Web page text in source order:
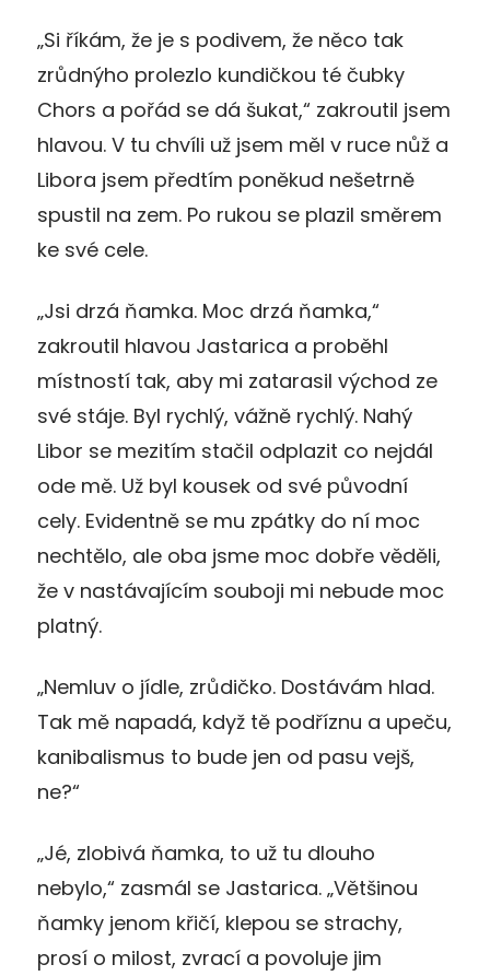
„Si říkám, že je s podivem, že něco tak
zrůdnýho prolezlo kundičkou té čubky
Chors a pořád se dá šukat,“ zakroutil jsem
hlavou. V tu chvíli už jsem měl v ruce nůž a
Libora jsem předtím poněkud nešetrně
spustil na zem. Po rukou se plazil směrem
ke své cele.
„Jsi drzá ňamka. Moc drzá ňamka,“
zakroutil hlavou Jastarica a proběhl
místností tak, aby mi zatarasil východ ze
své stáje. Byl rychlý, vážně rychlý. Nahý
Libor se mezitím stačil odplazit co nejdál
ode mě. Už byl kousek od své původní
cely. Evidentně se mu zpátky do ní moc
nechtělo, ale oba jsme moc dobře věděli,
že v nastávajícím souboji mi nebude moc
platný.
„Nemluv o jídle, zrůdičko. Dostávám hlad.
Tak mě napadá, když tě podříznu a upeču,
kanibalismus to bude jen od pasu vejš,
ne?“
„Jé, zlobivá ňamka, to už tu dlouho
nebylo,“ zasmál se Jastarica. „Většinou
ňamky jenom křičí, klepou se strachy,
prosí o milost, zvrací a povoluje jim